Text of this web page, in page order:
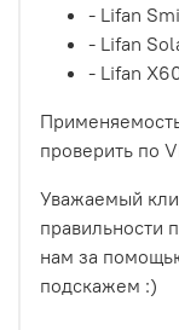
- Lifan
- Lifan
- Lifan
проверить по
Уважаемый
правильности
нам за
подскажем :)